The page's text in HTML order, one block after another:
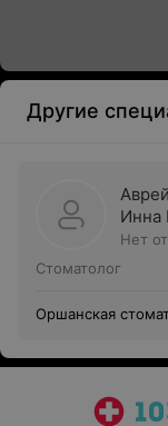
Другие
Инна
Нет
Стоматолог
Оршанская